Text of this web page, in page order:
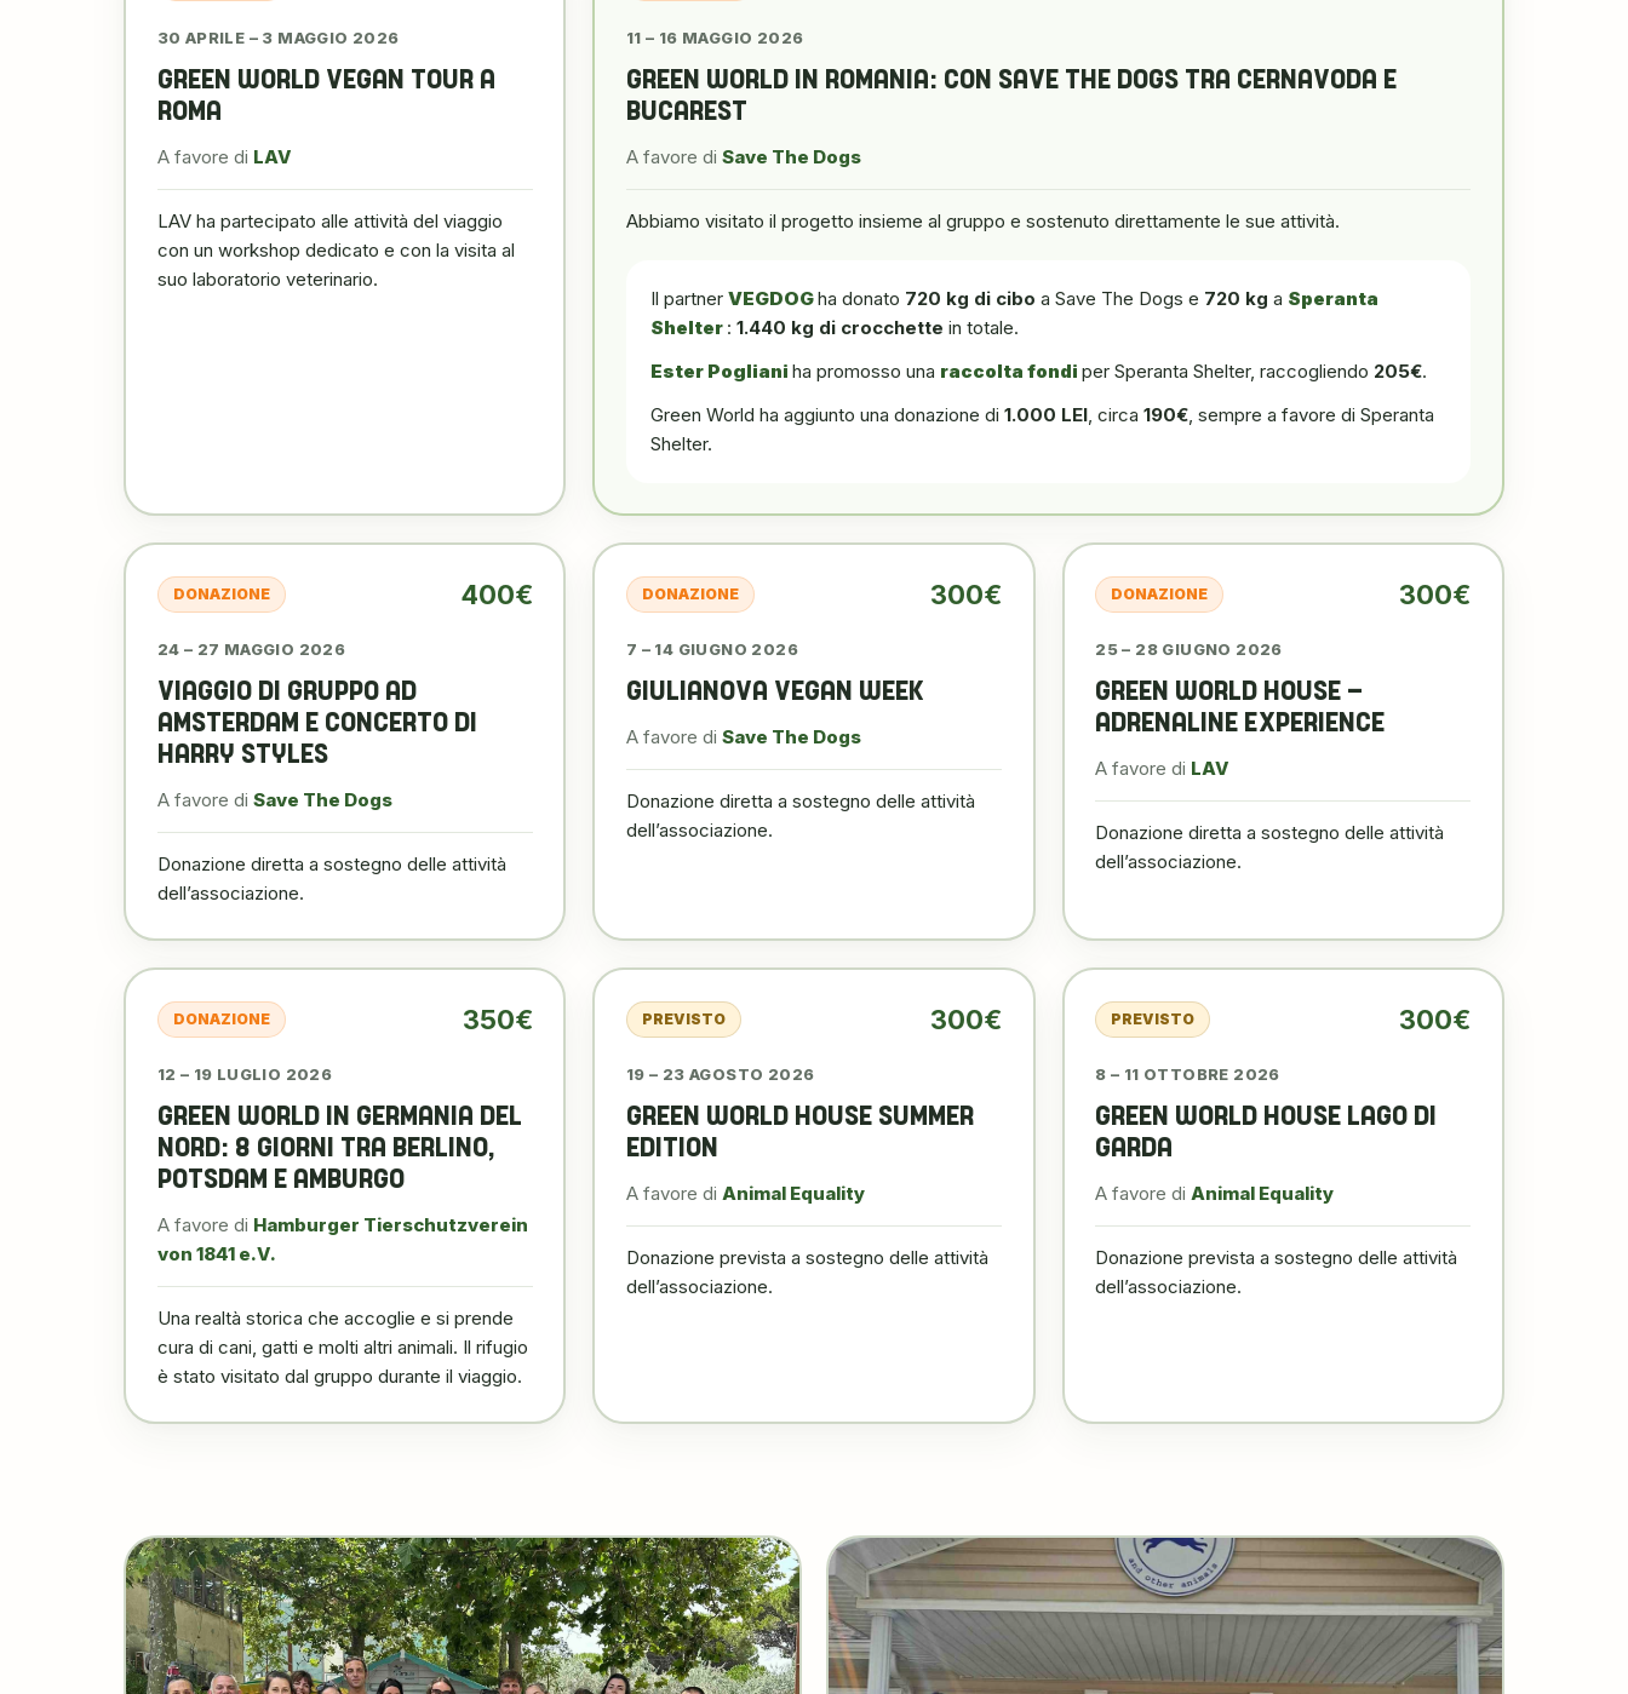
30 APRILE – 3 MAGGIO 2026
GREEN WORLD VEGAN TOUR A
ROMA
A favore di LAV
LAV ha partecipato alle attività del viaggio
con un workshop dedicato e con la visita al
suo laboratorio veterinario.
11 – 16 MAGGIO 2026
GREEN WORLD IN ROMANIA: CON SAVE THE DOGS TRA CERNAVODA E
BUCAREST
A favore di Save The Dogs
Abbiamo visitato il progetto insieme al gruppo e sostenuto direttamente le sue attività.
Il partner VEGDOGha donato 720 kg di cibo a Save The Dogs e 720 kg a Speranta
Shelter : 1.440 kg di crocchette in totale.
Ester Pogliani ha promosso una raccolta fondi per Speranta Shelter, raccogliendo 205€.
Green World ha aggiunto una donazione di 1.000 LEI, circa 190€, sempre a favore di Speranta
Shelter.
DONAZIONE 400€
24 – 27 MAGGIO 2026
VIAGGIO DI GRUPPO AD
AMSTERDAM E CONCERTO DI
HARRY STYLES
A favore di Save The Dogs
Donazione diretta a sostegno delle attività
dell’associazione.
DONAZIONE 300€
7 – 14 GIUGNO 2026
GIULIANOVA VEGAN WEEK
A favore di Save The Dogs
Donazione diretta a sostegno delle attività
dell’associazione.
DONAZIONE 300€
25 – 28 GIUGNO 2026
GREEN WORLD HOUSE –
ADRENALINE EXPERIENCE
A favore di LAV
Donazione diretta a sostegno delle attività
dell’associazione.
DONAZIONE 350€
12 – 19 LUGLIO 2026
GREEN WORLD IN GERMANIA DEL
NORD: 8 GIORNI TRA BERLINO,
POTSDAM E AMBURGO
A favore di Hamburger Tierschutzverein
von 1841 e.V.
Una realtà storica che accoglie e si prende
cura di cani, gatti e molti altri animali. Il rifugio
è stato visitato dal gruppo durante il viaggio.
PREVISTO 300€
19 – 23 AGOSTO 2026
GREEN WORLD HOUSE SUMMER
EDITION
A favore di Animal Equality
Donazione prevista a sostegno delle attività
dell’associazione.
PREVISTO 300€
8 – 11 OTTOBRE 2026
GREEN WORLD HOUSE LAGO DI
GARDA
A favore di Animal Equality
Donazione prevista a sostegno delle attività
dell’associazione.